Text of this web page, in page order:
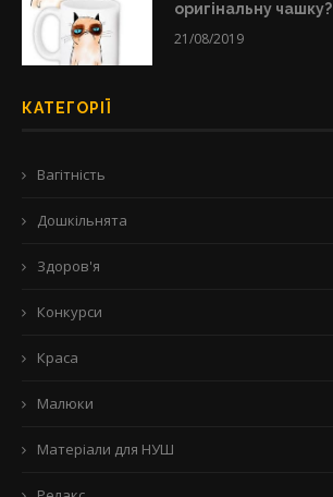
оригінальну чашку?
21/08/2019
КАТЕГОРІЇ
Вагітність
Дошкільнята
Здоров'я
Конкурси
Краса
Малюки
Матеріали для НУШ